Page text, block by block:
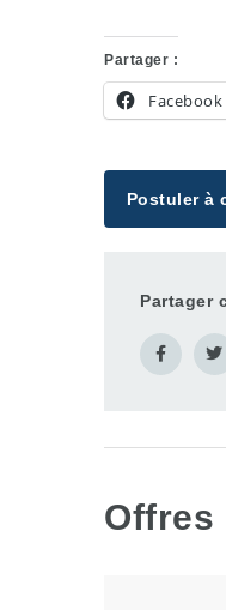
Partager :
Facebook
Postuler à
Partager
Offres